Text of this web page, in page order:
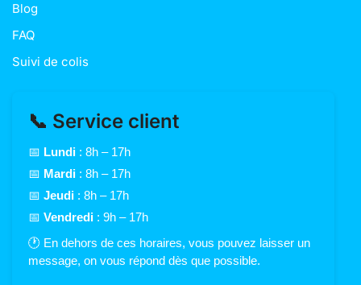
Blog
FAQ
Suivi de colis
📞 Service client
📅 Lundi : 8h – 17h
📅 Mardi : 8h – 17h
📅 Jeudi : 8h – 17h
📅 Vendredi : 9h – 17h
🕐 En dehors de ces horaires, vous pouvez laisser un
message, on vous répond dès que possible.